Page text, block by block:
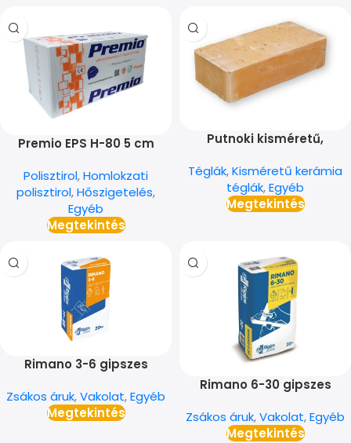
Premio EPS H-80 5 cm
Polisztirol,Homlokzati
polisztirol,Hőszigetelés,
Egyéb
Megtekintés
Putnoki kisméretű,
Téglák,Kisméretű kerámia
téglák,Egyéb
Megtekintés
Rimano 3-6 gipszes
Zsákos áruk,Vakolat,Egyéb
Megtekintés
Rimano 6-30 gipszes
Zsákos áruk,Vakolat,Egyéb
Megtekintés